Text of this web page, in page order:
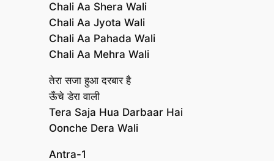
Chali Aa Shera Wali
Chali Aa Jyota Wali
Chali Aa Pahada Wali
Chali Aa Mehra Wali
तेरा सजा हुआ दरबार है
ऊँचे डेरा वाली
Tera Saja Hua Darbaar Hai
Oonche Dera Wali
Antra-1